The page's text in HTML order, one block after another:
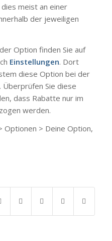
meist an einer
der jeweiligen
Option finden Sie auf
Einstellungen. Dort
diese Option bei der
Sie diese
dass Rabatte nur im
werden.
Optionen > Deine Option,